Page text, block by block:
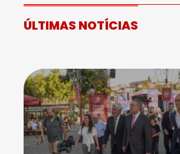
ÚLTIMAS NOTÍCIAS